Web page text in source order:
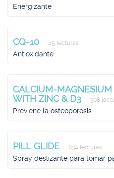
Energizante
CQ-10 45 lecturas
Antioxidante
CALCIUM-MAGNESIUM
WITH ZINC & D3
308
Previene la osteoporosis
PILL GLIDE 834 lecturas
Spray deslizante para tomar